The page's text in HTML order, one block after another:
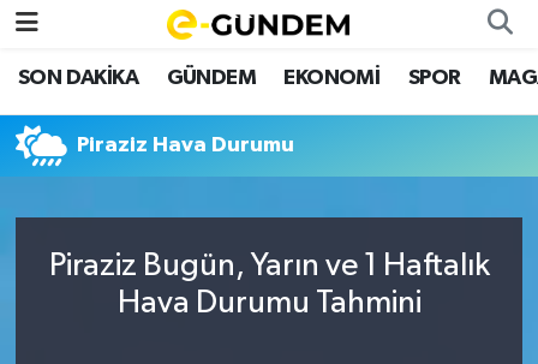
SON DAKİKA GÜNDEM EKONOMİ SPOR
Piraziz Hava Durumu
Piraziz Bugün, Yarın ve 1 Haftalık
Hava Durumu Tahmini
SON DAKİKA
GÜNDEM
EKONOMİ
SPOR
Nöbetçi Eczaneler
Hava Durumu
Namaz Vakitleri
Trafik Durumu